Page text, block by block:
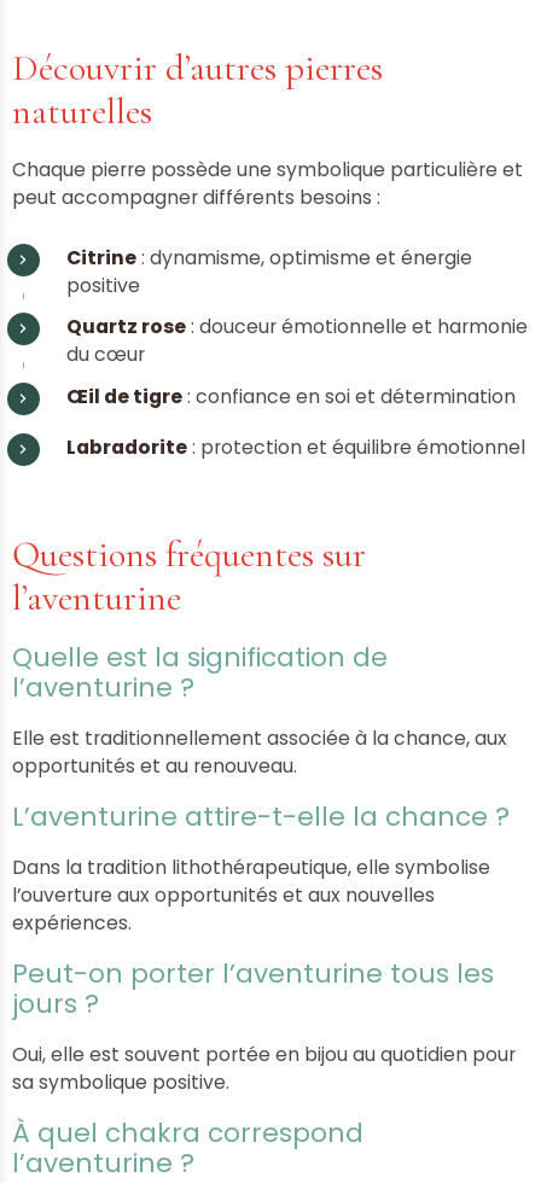
Découvrir d’autres pierres
naturelles
Chaque pierre possède une symbolique particulière et
peut accompagner différents besoins :
Citrine: dynamisme, optimisme et énergie
positive
Quartz rose: douceur émotionnelle et harmonie
du cœur
Œil de tigre: confiance en soi et détermination
Labradorite: protection et équilibre émotionnel
Questions fréquentes sur
l’aventurine
Quelle est la signification de
l’aventurine ?
Elle est traditionnellement associée à la chance, aux
opportunités et au renouveau.
L’aventurine attire-t-elle la chance ?
Dans la tradition lithothérapeutique, elle symbolise
l’ouverture aux opportunités et aux nouvelles
expériences.
Peut-on porter l’aventurine tous les
jours ?
Oui, elle est souvent portée en bijou au quotidien pour
sa symbolique positive.
À quel chakra correspond
l’aventurine ?